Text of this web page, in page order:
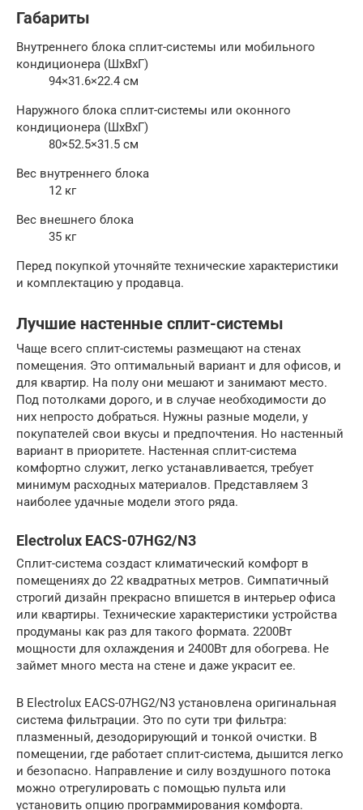
Габариты
Внутреннего блока сплит-системы или мобильного
кондиционера (ШxВxГ)
94×31.6×22.4 см
Наружного блока сплит-системы или оконного
кондиционера (ШxВxГ)
80×52.5×31.5 см
Вес внутреннего блока
12 кг
Вес внешнего блока
35 кг
Перед покупкой уточняйте технические характеристики
и комплектацию у продавца.
Лучшие настенные сплит-системы
Чаще всего сплит-системы размещают на стенах
помещения. Это оптимальный вариант и для офисов, и
для квартир. На полу они мешают и занимают место.
Под потолками дорого, и в случае необходимости до
них непросто добраться. Нужны разные модели, у
покупателей свои вкусы и предпочтения. Но настенный
вариант в приоритете. Настенная сплит-система
комфортно служит, легко устанавливается, требует
минимум расходных материалов. Представляем 3
наиболее удачные модели этого ряда.
Electrolux EACS-07HG2/N3
Сплит-система создаст климатический комфорт в
помещениях до 22 квадратных метров. Симпатичный
строгий дизайн прекрасно впишется в интерьер офиса
или квартиры. Технические характеристики устройства
продуманы как раз для такого формата. 2200Вт
мощности для охлаждения и 2400Вт для обогрева. Не
займет много места на стене и даже украсит ее.
В Electrolux EACS-07HG2/N3 установлена оригинальная
система фильтрации. Это по сути три фильтра:
плазменный, дезодорирующий и тонкой очистки. В
помещении, где работает сплит-система, дышится легко
и безопасно. Направление и силу воздушного потока
можно отрегулировать с помощью пульта или
установить опцию программирования комфорта.